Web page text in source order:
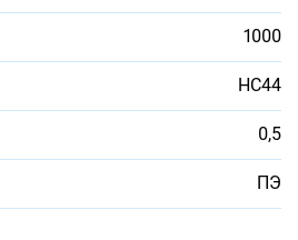
1000
НС44
0,5
ПЭ